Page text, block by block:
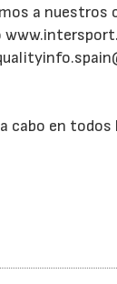
a nuestros
cabo en